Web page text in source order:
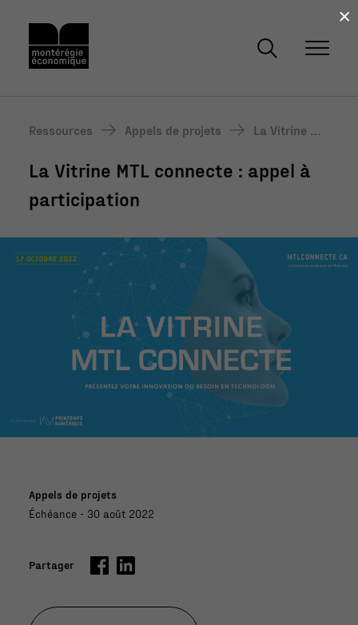
Ressources Appels de projets
La Vitrine MT
appel à parti
La Vitrine MTL connecte : appel à
participation
Appels de projets
Échéance - 30 août 2022
Partager
×